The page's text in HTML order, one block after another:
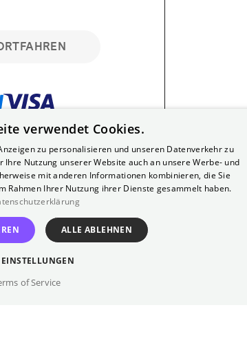
für bis zu 90
Mitglied?
verwendet Cookies.
zu personalisieren und unseren Datenverkehr zu
Nutzung unserer Website auch an unsere Werbe- und
mit anderen Informationen kombinieren, die Sie
Rahmen Ihrer Nutzung ihrer Dienste gesammelt haben.
ALLE ABLEHNEN
EINSTELLUNGEN
of Service